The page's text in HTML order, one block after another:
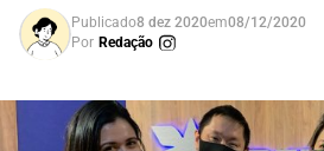
Publicado8 dez 2020em08/12/2020
Por Redação